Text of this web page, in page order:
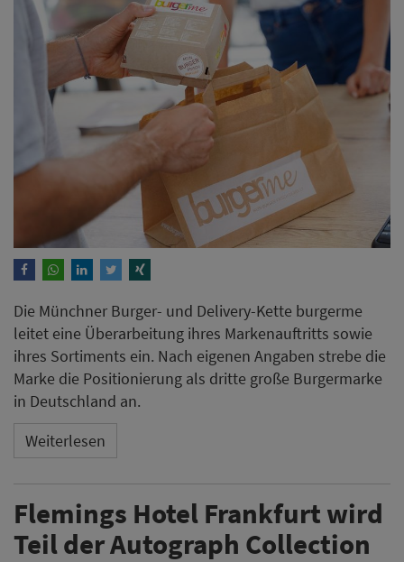
Die Münchner Burger- und Delivery-Kette burgerme
leitet eine Überarbeitung ihres Markenauftritts sowie
ihres Sortiments ein. Nach eigenen Angaben strebe die
Marke die Positionierung als dritte große Burgermarke
in Deutschland an.
Weiterlesen
Flemings Hotel Frankfurt wird
Teil der Autograph Collection